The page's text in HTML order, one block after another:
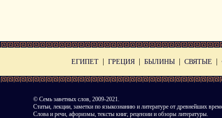
ЕГИПЕТ | ГРЕЦИЯ | БЫЛИНЫ | СВЯТЫЕ |
© Семь заветных слов, 2009-2021.
Статьи, лекции, заметки по языкознанию и литературе от древнейших
Слова и речи, афоризмы, тексты книг, рецензии и обзоры литературы.